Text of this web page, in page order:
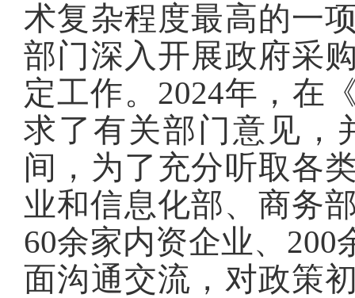
术复杂程度最高的一
部门深入开展政府采
定工作。2024年，在
求了有关部门意见，
间，为了充分听取各
业和信息化部、商务
60余家内资企业、
面沟通交流，对政策